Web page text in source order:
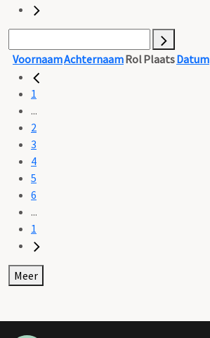
VoornaamAchternaamRolPlaatsDatum
1
...
2
3
4
5
6
...
1
Meer